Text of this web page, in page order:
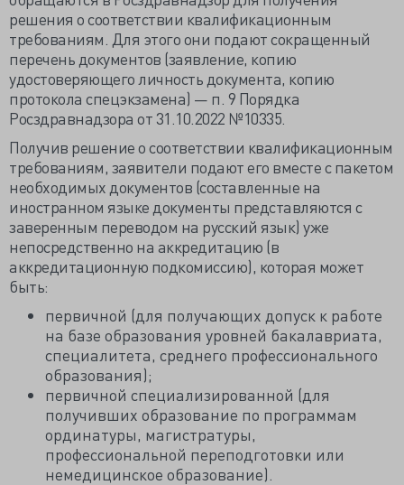
решения о соответствии квалификационным
требованиям. Для этого они подают сокращенный
перечень документов (заявление, копию
удостоверяющего личность документа, копию
протокола спецэкзамена) — п. 9 Порядка
Росздравнадзора от 31.10.2022 №10335.
Получив решение о соответствии квалификационным
требованиям, заявители подают его вместе с пакетом
необходимых документов (составленные на
иностранном языке документы представляются с
заверенным переводом на русский язык) уже
непосредственно на аккредитацию (в
аккредитационную подкомиссию), которая может
быть:
первичной (для получающих допуск к работе
на базе образования уровней бакалавриата,
специалитета, среднего профессионального
образования);
первичной специализированной (для
получивших образование по программам
ординатуры, магистратуры,
профессиональной переподготовки или
немедицинское образование).